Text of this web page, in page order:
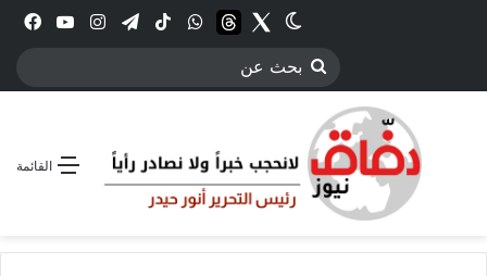
انستقرامتيلقرام‫TikTokواتسابthreadsTwitter
الوضع المظلم
بحث
القائمة